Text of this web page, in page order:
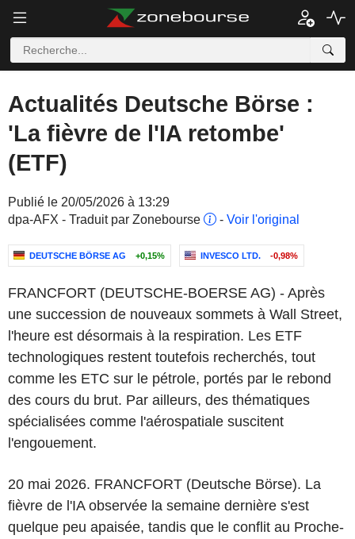
Actualités Deutsche Börse :
'La fièvre de l'IA retombe'
(ETF)
Publié le 20/05/2026 à 13:29
dpa-AFX - Traduit par Zonebourse
- Voir l'original
DEUTSCHE BÖRSE AG +0,15% INVESCO LTD. -0,98%
FRANCFORT (DEUTSCHE-BOERSE AG) - Après
une succession de nouveaux sommets à Wall Street,
l'heure est désormais à la respiration. Les ETF
technologiques restent toutefois recherchés, tout
comme les ETC sur le pétrole, portés par le rebond
des cours du brut. Par ailleurs, des thématiques
spécialisées comme l'aérospatiale suscitent
l'engouement.
20 mai 2026. FRANCFORT (Deutsche Börse). La
fièvre de l'IA observée la semaine dernière s'est
quelque peu apaisée, tandis que le conflit au Proche-